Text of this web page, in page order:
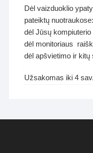
Dėl vaizduoklio
pateiktų nuotraukose:
dėl Jūsų
dėl monitoriaus
dėl apšvietimo ir kitų
Užsakomas iki 4 sav.